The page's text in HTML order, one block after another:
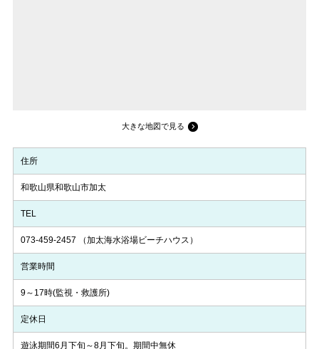
大きな地図で見る
住所
和歌山県和歌山市加太
TEL
073-459-2457 （加太海水浴場ビーチハウス）
営業時間
9～17時(監視・救護所)
定休日
遊泳期間6月下旬～8月下旬。期間中無休